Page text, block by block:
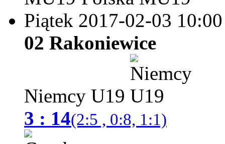
Piątek 2017-02-03 10:00
02 Rakoniewice
Niemcy U19
3 : 14(2:5 , 0:8, 1:1)